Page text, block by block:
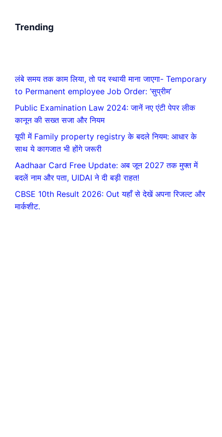
Trending
लंबे समय तक काम लिया, तो पद स्थायी माना जाएगा- Temporary
to Permanent employee Job Order: ‘सुप्रीम’
Public Examination Law 2024: जानें नए एंटी पेपर लीक
कानून की सख्त सजा और नियम
यूपी में Family property registry के बदले नियम: आधार के
साथ ये कागजात भी होंगे जरूरी
Aadhaar Card Free Update: अब जून 2027 तक मुफ्त में
बदलें नाम और पता, UIDAI ने दी बड़ी राहत!
CBSE 10th Result 2026: Out यहाँ से देखें अपना रिजल्ट और
मार्कशीट.